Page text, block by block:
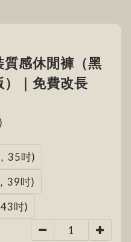
感休閒褲（黑
｜免費改長
)
35吋)
39吋)
吋)